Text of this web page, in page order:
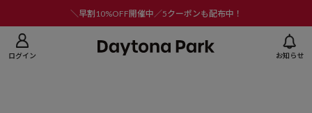
＼早割10%OFF開催中／5クーポンも配布中！
ログイン お知らせ